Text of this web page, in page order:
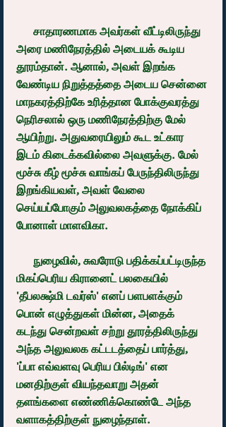
அரை மணிநேரத்தில் அடையக் கூடிய
தூரம்தான். ஆனால், அவள் இறங்க
வேண்டிய நிறுத்தத்தை அடைய சென்னை
மாநகரத்திற்கே உரித்தான போக்குவரத்து
நெரிசலால் ஒரு மணிநேரத்திற்கு மேல்
ஆயிற்று. அதுவரையிலும் கூட உட்கார
இடம் கிடைக்கவில்லை அவளுக்கு. மேல்
மூச்சு கீழ் மூச்சு வாங்கப் பேருந்திலிருந்து
இறங்கியவள், அவள் வேலை
செய்யப்போகும் அலுவலகத்தை நோக்கிப்
போனாள் மாளவிகா.
மிகப்பெரிய கிரானைட் பலகையில்
'தீபலக்ஷ்மி டவர்ஸ்' எனப் பளபளக்கும்
பொன் எழுத்துகள் மின்ன, அதைக்
கடந்து சென்றவள் சற்று தூரத்திலிருந்து
அந்த அலுவலக கட்டடத்தைப் பார்த்து,
'ப்பா எவ்வளவு பெரிய பில்டிங்' என
மனதிற்குள் வியந்தவாறு அதன்
தளங்களை எண்ணிக்கொண்டே அந்த
வளாகத்திற்குள் நுழைந்தாள்.